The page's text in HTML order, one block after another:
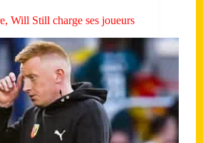
Will Still charge ses joueurs